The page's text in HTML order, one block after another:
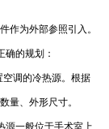
作为外部参照引入。
的规划：
空调的冷热源。根据
量、外形尺寸。
源一般位于手术室上